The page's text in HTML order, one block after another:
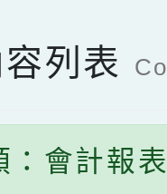
列表
：會計報